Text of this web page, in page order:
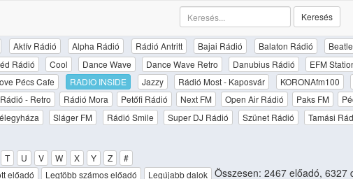
Keresés
Aktív Rádió Alpha Rádió Rádió Antritt Bajai Rádió Balaton Rádió
Rádió Cool Dance Wave Dance Wave Retro Danubius Rádió EFM
Pécs Cafe RADIO INSIDE Jazzy Rádió Most - Kaposvár KORONAfm100
- Retro Rádió Mora Petőfi Rádió Next FM Open Air Rádió Paks FM
Sláger FM Rádió Smile Super DJ Rádió Szünet Rádió Tamási
T U V W X Y Z
#
előadó Legtöbb számos előadó Legújabb dalok Összesen: 2467 előadó, 6327